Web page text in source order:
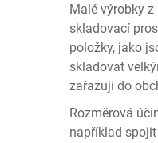
Malé výrobky
skladovací
položky, jako
skladovat
zařazují do
Rozměrová
například